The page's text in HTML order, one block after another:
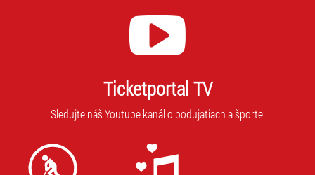
Ticketportal TV
Sledujte náš Youtube kanál o podujatiach a športe.